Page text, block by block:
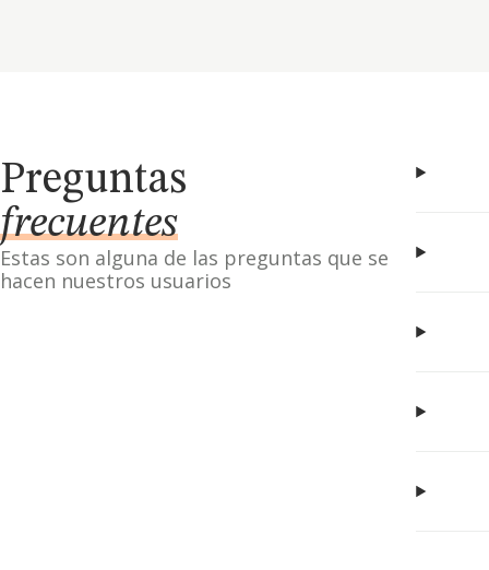
Preguntas
frecuentes
Estas son alguna de las preguntas que se
hacen nuestros usuarios